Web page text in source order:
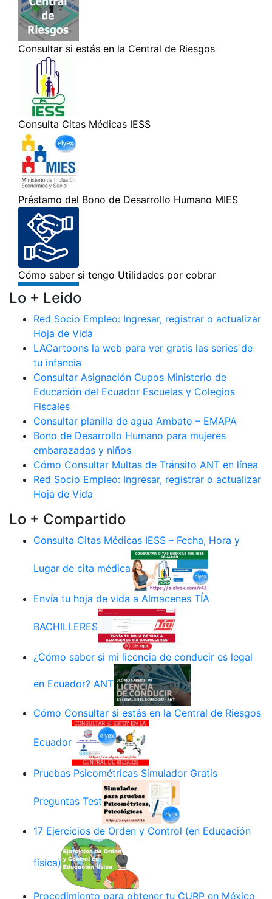
Lo + Leido
Red Socio Empleo: Ingresar, registrar o actualizar
Hoja de Vida
LACartoons la web para ver gratis las series de
tu infancia
Consultar Asignación Cupos Ministerio de
Educación del Ecuador Escuelas y Colegios
Fiscales
Consultar planilla de agua Ambato – EMAPA
Bono de Desarrollo Humano para mujeres
embarazadas y niños
Cómo Consultar Multas de Tránsito ANT en línea
Red Socio Empleo: Ingresar, registrar o actualizar
Hoja de Vida
Lo + Compartido
Consulta Citas Médicas IESS – Fecha, Hora y
Lugar de cita médica
Envía tu hoja de vida a Almacenes TÍA
BACHILLERES
¿Cómo saber si mi licencia de conducir es legal
en Ecuador? ANT
Cómo Consultar si estás en la Central de Riesgos
Ecuador
Pruebas Psicométricas Simulador Gratis
Preguntas Test
17 Ejercicios de Orden y Control (en Educación
física)
Procedimiento para obtener tu CURP en México